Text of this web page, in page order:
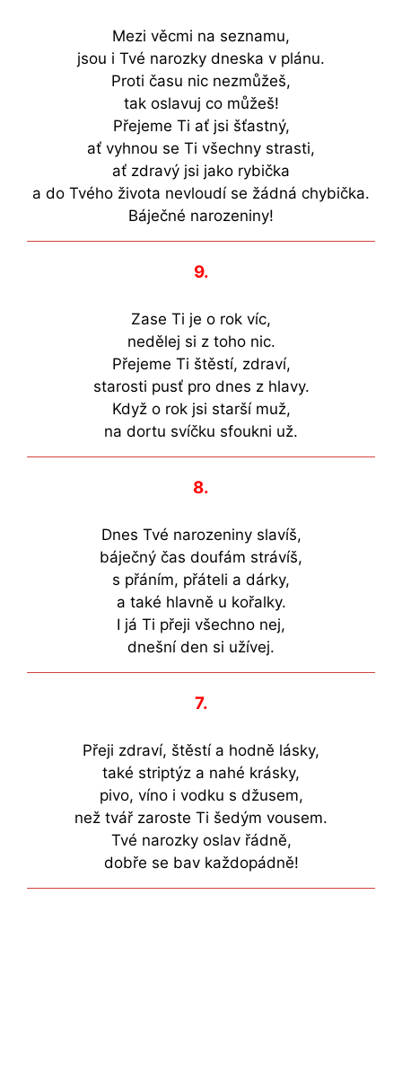
Mezi věcmi na seznamu,
jsou i Tvé narozky dneska v plánu.
Proti času nic nezmůžeš,
tak oslavuj co můžeš!
Přejeme Ti ať jsi šťastný,
ať vyhnou se Ti všechny strasti,
ať zdravý jsi jako rybička
a do Tvého života nevloudí se žádná chybička.
Báječné narozeniny!
9.
Zase Ti je o rok víc,
nedělej si z toho nic.
Přejeme Ti štěstí, zdraví,
starosti pusť pro dnes z hlavy.
Když o rok jsi starší muž,
na dortu svíčku sfoukni už.
8.
Dnes Tvé narozeniny slavíš,
báječný čas doufám strávíš,
s přáním, přáteli a dárky,
a také hlavně u kořalky.
I já Ti přeji všechno nej,
dnešní den si užívej.
7.
Přeji zdraví, štěstí a hodně lásky,
také striptýz a nahé krásky,
pivo, víno i vodku s džusem,
než tvář zaroste Ti šedým vousem.
Tvé narozky oslav řádně,
dobře se bav každopádně!